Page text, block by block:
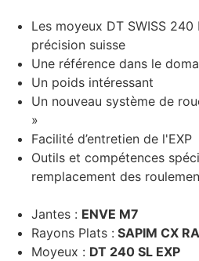
Les moyeux DT SWISS 240
précision suisse
Une référence dans le
Un poids intéressant
Un nouveau système de
»
Facilité d’entretien de l'EXP
Outils et compétences
remplacement des
Jantes : ENVE M7
Rayons Plats : SAPIM CX
Moyeux : DT 240 SL EXP